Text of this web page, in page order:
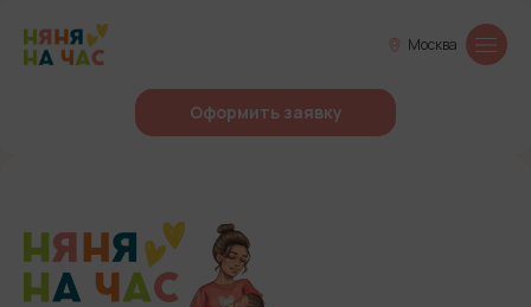
Москва
Оформить заявку